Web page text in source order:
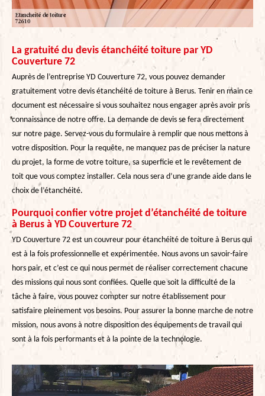
La gratuité du devis étanchéité toiture par YD
Couverture 72
Auprès de l’entreprise YD Couverture 72, vous pouvez demander
gratuitement votre devis étanchéité de toiture à Berus. Tenir en main ce
document est nécessaire si vous souhaitez nous engager après avoir pris
connaissance de notre offre. La demande de devis se fera directement
sur notre page. Servez-vous du formulaire à remplir que nous mettons à
votre disposition. Pour la requête, ne manquez pas de préciser la nature
du projet, la forme de votre toiture, sa superficie et le revêtement de
toit que vous comptez installer. Cela nous sera d’une grande aide dans le
choix de l’étanchéité.
Pourquoi confier votre projet d’étanchéité de toiture
à Berus à YD Couverture 72
YD Couverture 72 est un couvreur pour étanchéité de toiture à Berus qui
est à la fois professionnelle et expérimentée. Nous avons un savoir-faire
hors pair, et c’est ce qui nous permet de réaliser correctement chacune
des missions qui nous sont confiées. Quelle que soit la difficulté de la
tâche à faire, vous pouvez compter sur notre établissement pour
satisfaire pleinement vos besoins. Pour assurer la bonne marche de notre
mission, nous avons à notre disposition des équipements de travail qui
sont à la fois performants et à la pointe de la technologie.